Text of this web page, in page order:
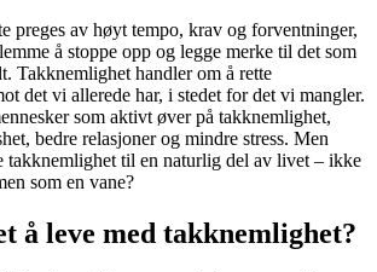
preges av høyt tempo, krav og forventninger,
å stoppe opp og legge merke til det som
Takknemlighet handler om å rette
det vi allerede har, i stedet for det vi mangler.
som aktivt øver på takknemlighet,
bedre relasjoner og mindre stress. Men
takknemlighet til en naturlig del av livet – ikke
som en vane?
å leve med takknemlighet?